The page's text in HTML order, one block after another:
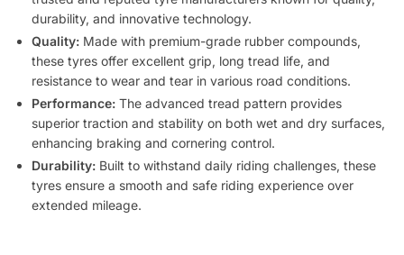
durability, and innovative technology.
Quality: Made with premium-grade rubber compounds,
these tyres offer excellent grip, long tread life, and
resistance to wear and tear in various road conditions.
Performance: The advanced tread pattern provides
superior traction and stability on both wet and dry surfaces,
enhancing braking and cornering control.
Durability: Built to withstand daily riding challenges, these
tyres ensure a smooth and safe riding experience over
extended mileage.